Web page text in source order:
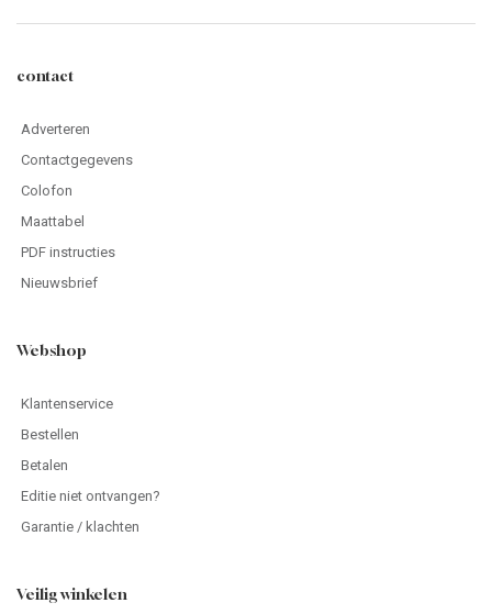
contact
Adverteren
Contactgegevens
Colofon
Maattabel
PDF instructies
Nieuwsbrief
Webshop
Klantenservice
Bestellen
Betalen
Editie niet ontvangen?
Garantie / klachten
Veilig winkelen